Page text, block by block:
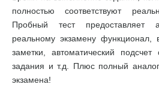
полностью соответствуют
Пробный тест предоставляет
реальному экзамену функционал,
заметки, автоматический
задания и т.д. Плюс полный
экзамена!